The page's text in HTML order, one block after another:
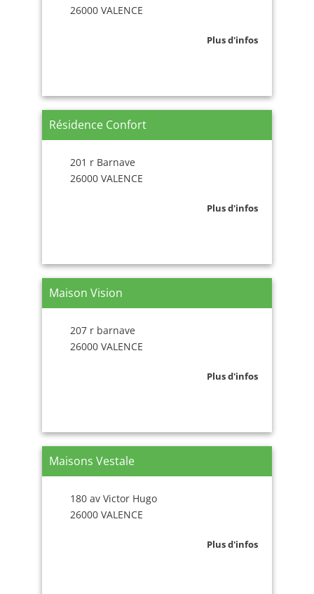
26000 VALENCE
Plus d'infos
Résidence Confort
201 r Barnave
26000 VALENCE
Plus d'infos
Maison Vision
207 r barnave
26000 VALENCE
Plus d'infos
Maisons Vestale
180 av Victor Hugo
26000 VALENCE
Plus d'infos